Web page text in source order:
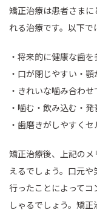
矯正治療は患者さまに
れる治療です。以下で
・将来的に健康な歯
・口が閉じやすい・
・きれいな噛み合わ
・噛む・飲み込む・
・歯磨きがしやすく
矯正治療後、上記の
えるでしょう。口元
行ったことによって
しゃるでしょう。矯